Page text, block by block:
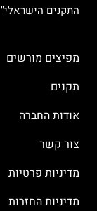
התקנים הישראלי"
מפיצים מורשים
תקנים
אודות החברה
צור קשר
מדיניות פרטיות
מדיניות החזרות